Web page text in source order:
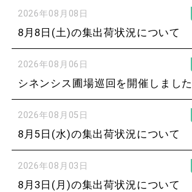
2026年08月08日
8月8日(土)の集出荷状況について
2026年08月06日
シネンシス圃場巡回を開催しました
2026年08月05日
8月5日(水)の集出荷状況について
2026年08月03日
8月3日(月)の集出荷状況について